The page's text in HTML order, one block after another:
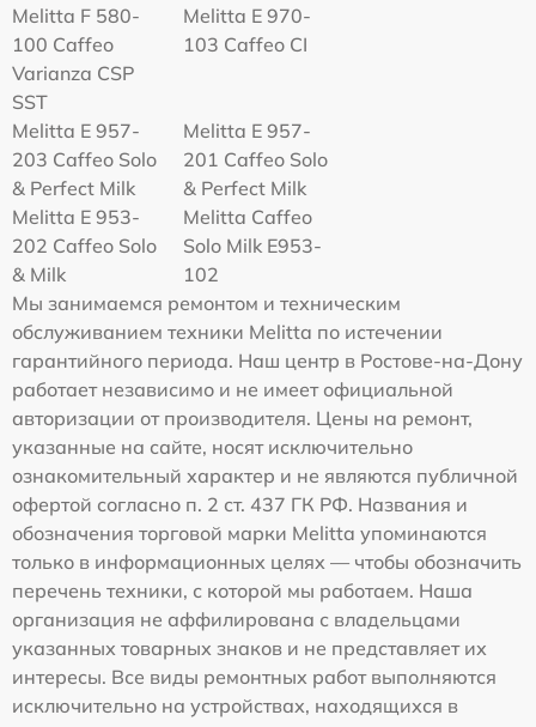
Melitta F 580-
100 Caffeo
Varianza CSP
SST
Melitta Е 970-
103 Caffeo CI
Melitta E 957-
203 Caffeo Solo
& Perfect Milk
Melitta E 957-
201 Caffeo Solo
& Perfect Milk
Melitta Е 953-
202 Caffeo Solo
& Milk
Melitta Caffeo
Solo Milk E953-
102
Мы занимаемся ремонтом и техническим
обслуживанием техники Melitta по истечении
гарантийного периода. Наш центр в Ростове-на-Дону
работает независимо и не имеет официальной
авторизации от производителя. Цены на ремонт,
указанные на сайте, носят исключительно
ознакомительный характер и не являются публичной
офертой согласно п. 2 ст. 437 ГК РФ. Названия и
обозначения торговой марки Melitta упоминаются
только в информационных целях — чтобы обозначить
перечень техники, с которой мы работаем. Наша
организация не аффилирована с владельцами
указанных товарных знаков и не представляет их
интересы. Все виды ремонтных работ выполняются
исключительно на устройствах, находящихся в